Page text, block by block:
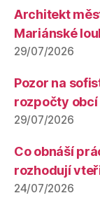
Architekt
Mariánské
29/07/2026
Pozor na
rozpočty
29/07/2026
Co obnáší
rozhodují
24/07/2026